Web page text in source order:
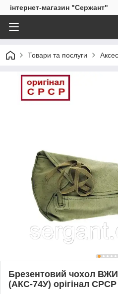
інтернет-магазин "Сержант"
Товари та послуги
Брезентовий чохол
(АКС-74У) орігінал СРСР